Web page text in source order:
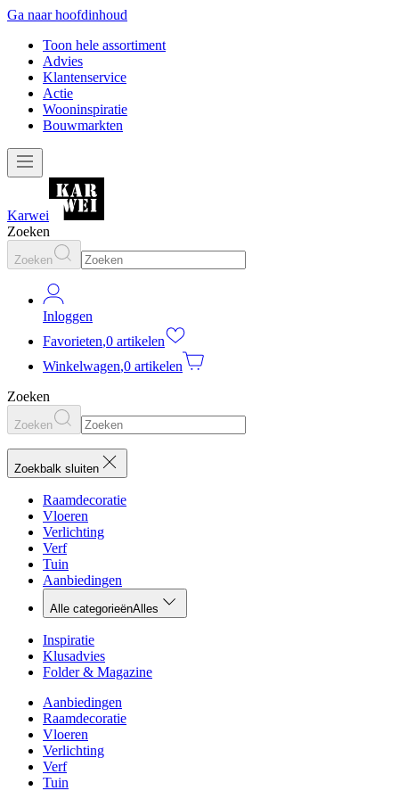
Ga naar hoofdinhoud
Toon hele assortiment
Advies
Klantenservice
Actie
Wooninspiratie
Bouwmarkten
Karwei
Zoeken
Zoeken
Inloggen
Favorieten,0 artikelen
Winkelwagen,0 artikelen
Zoeken
Zoeken
Zoekbalk sluiten
Raamdecoratie
Vloeren
Verlichting
Verf
Tuin
Aanbiedingen
Alle categorieënAlles
Inspiratie
Klusadvies
Folder & Magazine
Aanbiedingen
Raamdecoratie
Vloeren
Verlichting
Verf
Tuin